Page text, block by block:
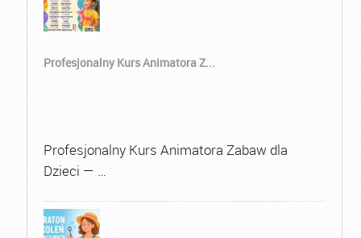
Profesjonalny Kurs Animatora Z...
Profesjonalny Kurs Animatora Zabaw dla
Dzieci — …